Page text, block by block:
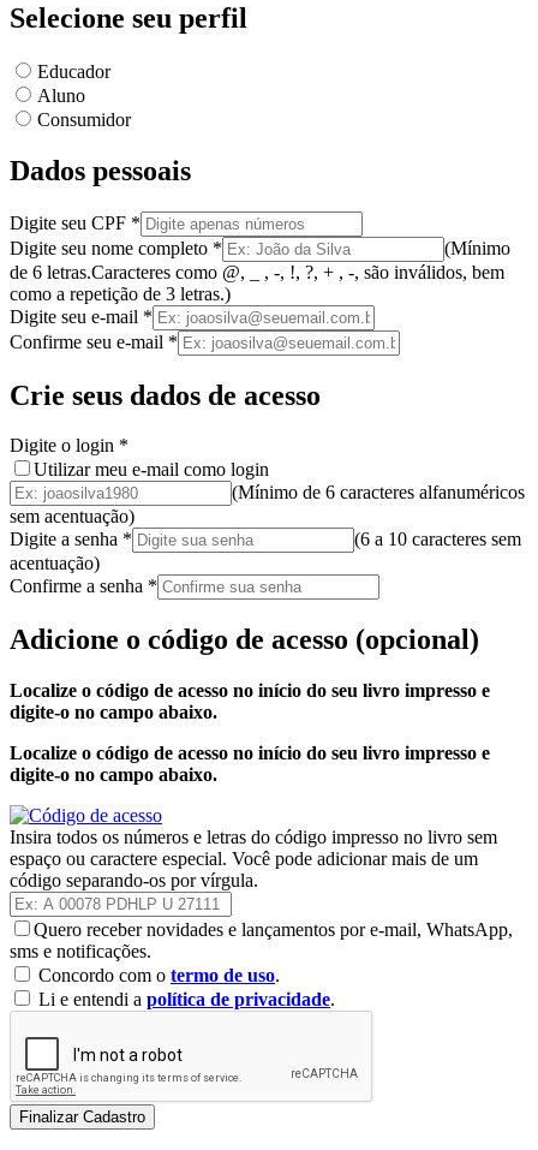
Selecione seu perfil
Educador
Aluno
Consumidor
Dados pessoais
Digite seu CPF *
Digite seu nome completo * (Mínimo
de 6 letras.Caracteres como @, _ , -, !, ?, + , -, são inválidos, bem
como a repetição de 3 letras.)
Digite seu e-mail *
Confirme seu e-mail *
Crie seus dados de acesso
Digite o login *
Utilizar meu e-mail como login
(Mínimo de 6 caracteres alfanuméricos
sem acentuação)
Digite a senha * (6 a 10 caracteres sem
acentuação)
Confirme a senha *
Adicione o código de acesso (opcional)
Localize o código de acesso no início do seu livro impresso e
digite-o no campo abaixo.
Localize o código de acesso no início do seu livro impresso e
digite-o no campo abaixo.
Insira todos os números e letras do código impresso no livro sem
espaço ou caractere especial. Você pode adicionar mais de um
código separando-os por vírgula.
Quero receber novidades e lançamentos por e-mail, WhatsApp,
sms e notificações.
Concordo com o termo de uso.
Li e entendi a política de privacidade.